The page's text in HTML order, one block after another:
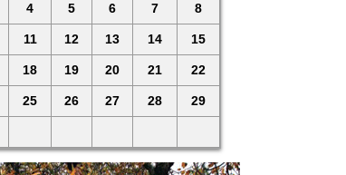
4 5 6 7 8
11 12 13 14 15
18 19 20 21 22
25 26 27 28 29